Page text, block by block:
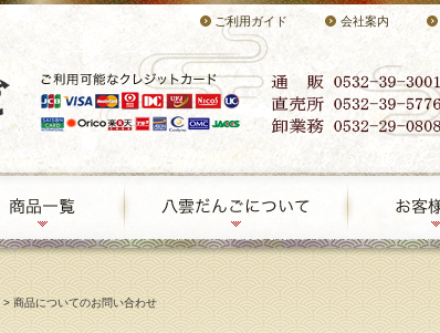
ご利用ガイド 会社案内
> 商品についてのお問い合わせ